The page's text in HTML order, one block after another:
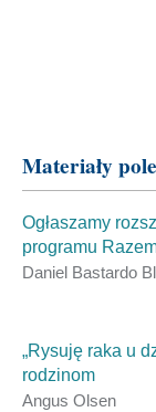
Materiały
Ogłaszamy
programu
Daniel Bastardo
„Rysuję raka u
rodzinom
Angus Olsen